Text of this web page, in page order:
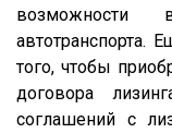
S01
SCF
SKO
возможности
того, чтобы
договора
соглашений с